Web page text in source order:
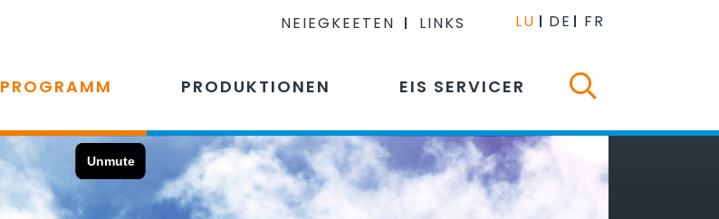
NEIEGKEETEN LINKS LU DE FR
PROGRAMM PRODUKTIONEN EIS SERVICER